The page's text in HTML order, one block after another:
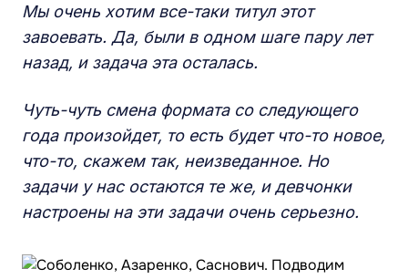
Мы очень хотим все-таки титул этот
завоевать. Да, были в одном шаге пару лет
назад, и задача эта осталась.
Чуть-чуть смена формата со следующего
года произойдет, то есть будет что-то новое,
что-то, скажем так, неизведанное. Но
задачи у нас остаются те же, и девчонки
настроены на эти задачи очень серьезно.